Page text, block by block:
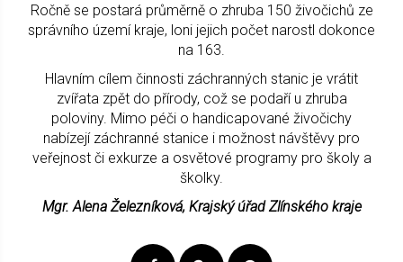
Ročně se postará průměrně o zhruba 150 živočichů ze
správního území kraje, loni jejich počet narostl dokonce
na 163.
Hlavním cílem činnosti záchranných stanic je vrátit
zvířata zpět do přírody, což se podaří u zhruba
poloviny. Mimo péči o handicapované živočichy
nabízejí záchranné stanice i možnost návštěvy pro
veřejnost či exkurze a osvětové programy pro školy a
školky.
Mgr. Alena Železníková, Krajský úřad Zlínského kraje